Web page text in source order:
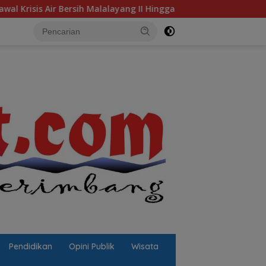
Malalayang II Hingga Perbaikan Infrastruktur
Pendidikan Opini Publik Wisata